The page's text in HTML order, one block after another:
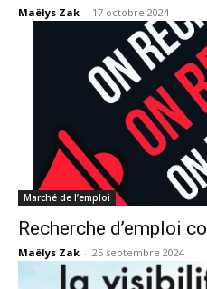
Maëlys Zak - 17 octobre 2024
Marché de l’emploi
Recherche d’emploi
Maëlys Zak - 25 septembre 2024